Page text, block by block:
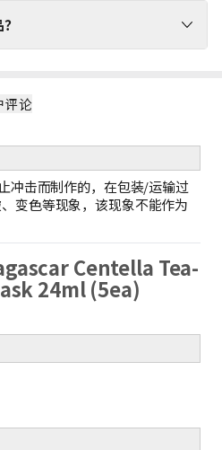
低运费
最轻商品的重量计算。
10件ZeroX商品的运费
！
上的ZeroX商品，则全单免邮！
评论
冲击而制作的，在包装/运输过
变色等现象，该现象不能作为
Centella Tea-
24ml (5ea)